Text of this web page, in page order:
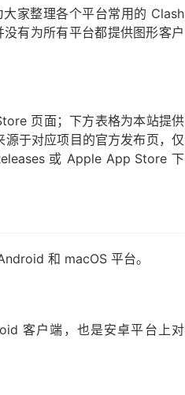
大家整理各个平台常用的 Clash
没有为所有平台都提供图形客户
页面；下方表格为本站提供
于对应项目的官方发布页，仅
或 Apple App Store 下
和 macOS 平台。
客户端，也是安卓平台上对